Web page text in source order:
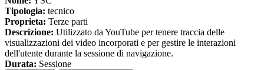
Tipologia: tecnico
Proprieta: Terze parti
Descrizione: Utilizzato da YouTube per tenere traccia delle
visualizzazioni dei video incorporati e per gestire le interazioni
dell'utente durante la sessione di navigazione.
Durata: Sessione